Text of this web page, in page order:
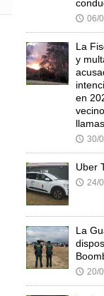
🕔 06/
La
y
en
llamas
🕔 30/
Uber
🕔 24/
La
🕔 20/